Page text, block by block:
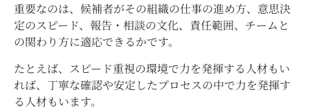
重要なのは、候補者がその組織の仕事の進め方、意思決
定のスピード、報告・相談の文化、責任範囲、チームと
の関わり方に適応できるかです。
たとえば、スピード重視の環境で力を発揮する人材もい
れば、丁寧な確認や安定したプロセスの中で力を発揮す
る人材もいます。